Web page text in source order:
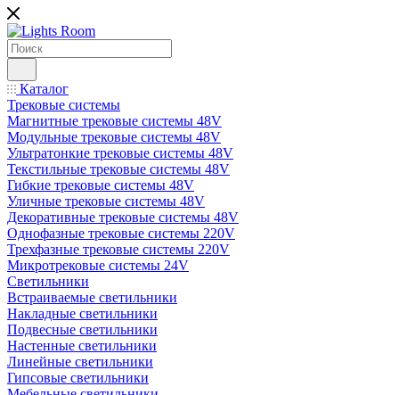
Каталог
Трековые системы
Магнитные трековые системы 48V
Модульные трековые системы 48V
Ультратонкие трековые системы 48V
Текстильные трековые системы 48V
Гибкие трековые системы 48V
Уличные трековые системы 48V
Декоративные трековые системы 48V
Однофазные трековые системы 220V
Трехфазные трековые системы 220V
Микротрековые системы 24V
Светильники
Встраиваемые светильники
Накладные светильники
Подвесные светильники
Настенные светильники
Линейные светильники
Гипсовые светильники